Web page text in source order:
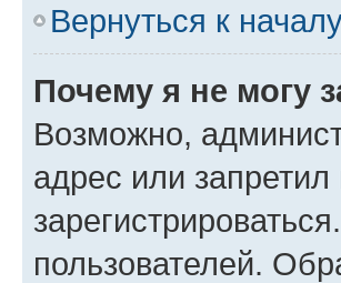
Вернуться к
Почему я не могу
Возможно,
адрес или
пользователей.